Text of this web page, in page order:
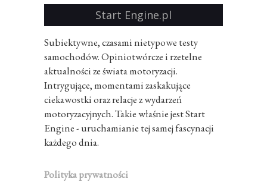
Start Engine.pl
Subiektywne, czasami nietypowe testy
samochodów. Opiniotwórcze i rzetelne
aktualności ze świata motoryzacji.
Intrygujące, momentami zaskakujące
ciekawostki oraz relacje z wydarzeń
motoryzacyjnych. Takie właśnie jest Start
Engine - uruchamianie tej samej fascynacji
każdego dnia.
Polityka prywatności